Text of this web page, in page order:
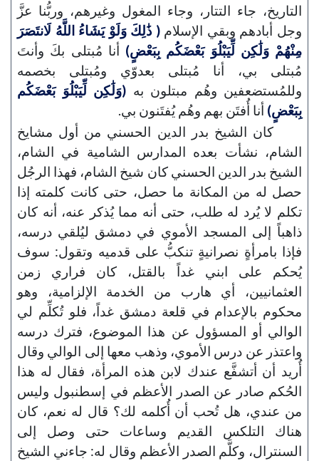
التاريخ، جاء التتار، وجاء المغول وغيرهم، وربُّنا عزَّ
وجل أبادهم وبقي الإسلام( ذَٰلِكَ وَلَوْ يَشَاءُ اللَّهُ لَانتَصَرَ
مِنْهُمْ وَلَٰكِن لِّيَبْلُوَ بَعْضَكُم بِبَعْضٍ) أنا مُبتلى بكَ وأنتَ
مُبتلى بي، أنا مُبتلى بعدوّي ومُبتلى بخصمه
وللمُستضعفين وهُم مبتلون به (وَلَٰكِن لِّيَبْلُوَ بَعْضَكُم
بِبَعْضٍ) أنا أُفتَن بهم وهُم يُفتَنون بي.
كان الشيخ بدر الدين الحسني من أول مشايخ
الشام، نشأت بعده المدارس الشامية في الشام،
الشيخ بدر الدين الحسني كان شيخ الشام، فهذا الرجُل
حصل له من المكانة ما حصل، حتى كانت كلمته إذا
تكلم لا يُرد له طلب، حتى أنه مما يُذكر عنه، أنه كان
ذاهباً إلى المسجد الأموي في دمشق ليُلقي درسه،
فإذا بامرأةٍ نصرانيةٍ تنكبُّ على قدميه وتقول: سوف
يُحكم على ابني غداً بالقتل، كان فراري زمن
العثمانيين، أي هارب من الخدمة الإلزامية، وهو
محكوم بالإعدام في قلعة دمشق غداً، فلو تُكلِّم لي
الوالي أو المسؤول عن هذا الموضوع، فترك درسه
واعتذر عن درس الأموي، وذهب معها إلى الوالي وقال
أُريد أن أتشفَّع عندك لابن هذه المرأة، فقال له هذا
الحُكم صادر عن الصدر الأعظم في إسطنبول وليس
من عندي، هل تُحب أن أُكلمه لك؟ قال له نعم، كان
هناك التلكس القديم وساعات حتى وصل إلى
السنترال، وكلَّم الصدر الأعظم وقال له: جاءني الشيخ